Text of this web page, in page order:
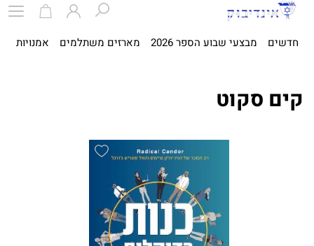
חדשים מבצעי שבוע הספר 2026 מארזים משתלמים אמנויות
קים סקוט